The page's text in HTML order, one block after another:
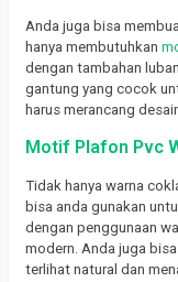
Anda juga bisa
hanya membutuhkan
dengan tambahan
gantung yang cocok
harus merancang
Motif Plafon Pvc
Tidak hanya warna
bisa anda gunakan
dengan penggunaan
modern. Anda juga
terlihat natural dan